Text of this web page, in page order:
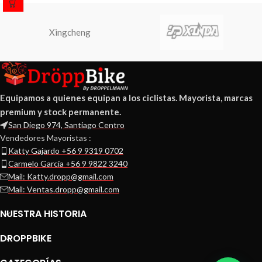
Xingcheng
Equipamos a quienes equipan a los ciclistas. Mayorista, marcas
premium y stock permanente.
San Diego 974, Santiago Centro
Vendedores Mayoristas :
Katty Gajardo +56 9 9319 0702
Carmelo Garcia +56 9 9822 3240
Mail: Katty.dropp@gmail.com
Mail: Ventas.dropp@gmail.com
NUESTRA HISTORIA
DROPPBIKE